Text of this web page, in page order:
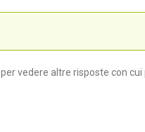
per vedere altre risposte con